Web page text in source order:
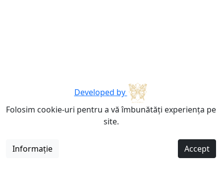
Developed by
Folosim cookie-uri pentru a vă îmbunătăți experiența pe
site.
Informație Accept